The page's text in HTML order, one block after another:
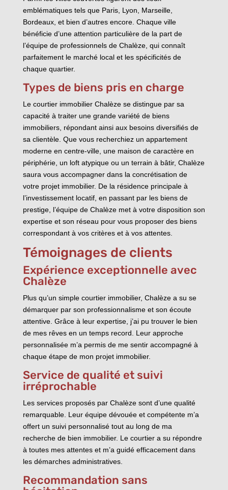
emblématiques tels que Paris, Lyon, Marseille,
Bordeaux, et bien d’autres encore. Chaque ville
bénéficie d’une attention particulière de la part de
l’équipe de professionnels de Chalèze, qui connaît
parfaitement le marché local et les spécificités de
chaque quartier.
Types de biens pris en charge
Le courtier immobilier Chalèze se distingue par sa
capacité à traiter une grande variété de biens
immobiliers, répondant ainsi aux besoins diversifiés de
sa clientèle. Que vous recherchiez un appartement
moderne en centre-ville, une maison de caractère en
périphérie, un loft atypique ou un terrain à bâtir, Chalèze
saura vous accompagner dans la concrétisation de
votre projet immobilier. De la résidence principale à
l’investissement locatif, en passant par les biens de
prestige, l’équipe de Chalèze met à votre disposition son
expertise et son réseau pour vous proposer des biens
correspondant à vos critères et à vos attentes.
Témoignages de clients
Expérience exceptionnelle avec
Chalèze
Plus qu’un simple courtier immobilier, Chalèze a su se
démarquer par son professionnalisme et son écoute
attentive. Grâce à leur expertise, j’ai pu trouver le bien
de mes rêves en un temps record. Leur approche
personnalisée m’a permis de me sentir accompagné à
chaque étape de mon projet immobilier.
Service de qualité et suivi
irréprochable
Les services proposés par Chalèze sont d’une qualité
remarquable. Leur équipe dévouée et compétente m’a
offert un suivi personnalisé tout au long de ma
recherche de bien immobilier. Le courtier a su répondre
à toutes mes attentes et m’a guidé efficacement dans
les démarches administratives.
Recommandation sans